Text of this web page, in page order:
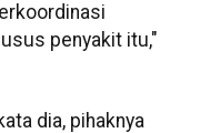
penyakit itu,"
dia, pihaknya